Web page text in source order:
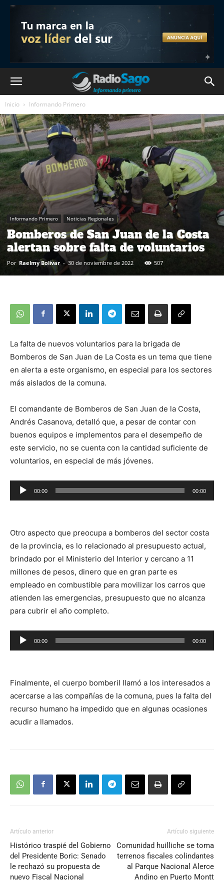
Inicio Informando Primero
Informando Primero Noticias Regionales
Bomberos de San Juan de la Costa
alertan sobre falta de voluntarios
Por Raelmy Bolivar - 30 de noviembre de 2022 507
La falta de nuevos voluntarios para la brigada de
Bomberos de San Juan de La Costa es un tema que tiene
en alerta a este organismo, en especial para los sectores
más aislados de la comuna.
El comandante de Bomberos de San Juan de la Costa,
Andrés Casanova, detalló que, a pesar de contar con
buenos equipos e implementos para el desempeño de
este servicio, no se cuenta con la cantidad suficiente de
voluntarios, en especial de más jóvenes.
Reproductor
de
00:00 00:00
Otro aspecto que preocupa a bomberos del sector costa
de la provincia, es lo relacionado al presupuesto actual,
brindado por el Ministerio del Interior y cercano a 11
millones de pesos, dinero que en gran parte es
empleado en combustible para movilizar los carros que
atienden las emergencias, presupuesto que no alcanza
para cubrir el año completo.
Reproductor
de
00:00 00:00
Finalmente, el cuerpo bomberil llamó a los interesados a
acercarse a las compañías de la comuna, pues la falta del
recurso humano ha impedido que en algunas ocasiones
acudir a llamados.
Artículo anterior
Histórico traspié del Gobierno
del Presidente Boric: Senado
le rechazó su propuesta de
nuevo Fiscal Nacional
Artículo siguiente
Comunidad huilliche se toma
terrenos fiscales colindantes
al Parque Nacional Alerce
Andino en Puerto Montt